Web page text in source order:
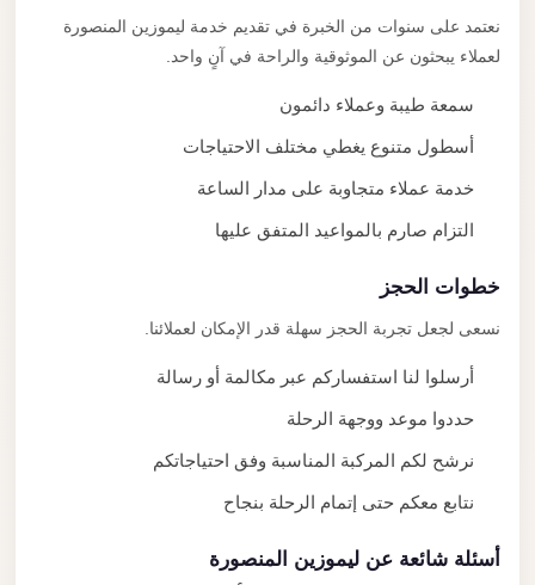
نعتمد على سنوات من الخبرة في تقديم خدمة ليموزين المنصورة
لعملاء يبحثون عن الموثوقية والراحة في آنٍ واحد.
سمعة طيبة وعملاء دائمون
أسطول متنوع يغطي مختلف الاحتياجات
خدمة عملاء متجاوبة على مدار الساعة
التزام صارم بالمواعيد المتفق عليها
خطوات الحجز
نسعى لجعل تجربة الحجز سهلة قدر الإمكان لعملائنا.
أرسلوا لنا استفساركم عبر مكالمة أو رسالة
حددوا موعد ووجهة الرحلة
نرشح لكم المركبة المناسبة وفق احتياجاتكم
نتابع معكم حتى إتمام الرحلة بنجاح
أسئلة شائعة عن ليموزين المنصورة